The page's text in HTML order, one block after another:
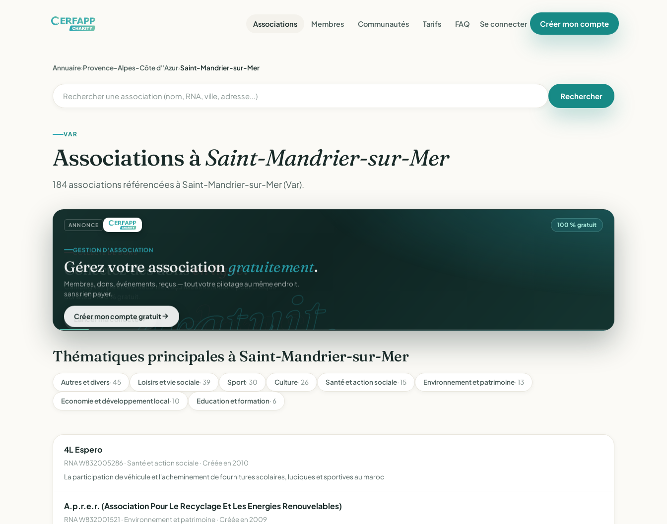
Associations Membres Communautés Tarifs FAQ Se connecter Créer mon compte
Annuaire›Provence-Alpes-Côte d''Azur›Saint-Mandrier-sur-Mer
Rechercher
VAR
Associations àSaint-Mandrier-sur-Mer
184 associations référencées à Saint-Mandrier-sur-Mer (Var).
ANNONCE 100 % gratuit
gratuit.
GESTION D'ASSOCIATION
Gérez votre association gratuitement.
Membres, dons, événements, reçus — tout votre pilotage au même endroit,
sans rien payer.
Créer mon compte gratuit
Thématiques principales à Saint-Mandrier-sur-Mer
Autres et divers· 45 Loisirs et vie sociale· 39 Sport· 30 Culture· 26 Santé et action sociale· 15 Environnement et patrimoine· 13
Economie et développement local· 10 Education et formation· 6
4L Espero
RNA W832005286 · Santé et action sociale · Créée en 2010
La participation de véhicule et l'acheminement de fournitures scolaires, ludiques et sportives au maroc
A.p.r.e.r. (Association Pour Le Recyclage Et Les Energies Renouvelables)
RNA W832001521 · Environnement et patrimoine · Créée en 2009